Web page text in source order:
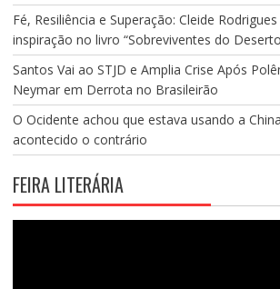
Fé, Resiliência e Superação: Cleide
inspiração no livro “Sobreviventes do
Santos Vai ao STJD e Amplia Crise Após
Neymar em Derrota no Brasileirão
O Ocidente achou que estava usando a
acontecido o contrário
FEIRA LITERÁRIA